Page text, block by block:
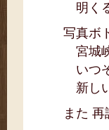
明く
写真ボ
宮城
いつ
新し
また 再